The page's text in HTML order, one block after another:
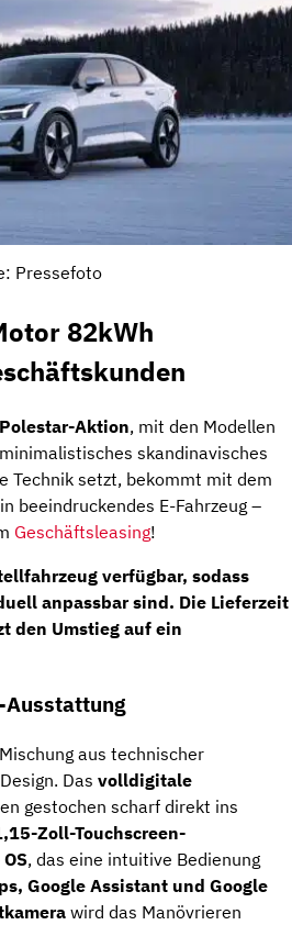
Pressefoto
82kWh
Polestar-Aktion, mit den Modellen
skandinavisches
Technik setzt, bekommt mit dem
beeindruckendes E-Fahrzeug –
Geschäftsleasing!
verfügbar, sodass
anpassbar sind. Die Lieferzeit
den Umstieg auf ein
Ausstattung
aus technischer
Das volldigitale
gestochen scharf direkt ins
Zoll-Touchscreen-
, das eine intuitive Bedienung
Google Assistant und Google
wird das Manövrieren